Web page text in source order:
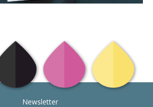
Newsletter